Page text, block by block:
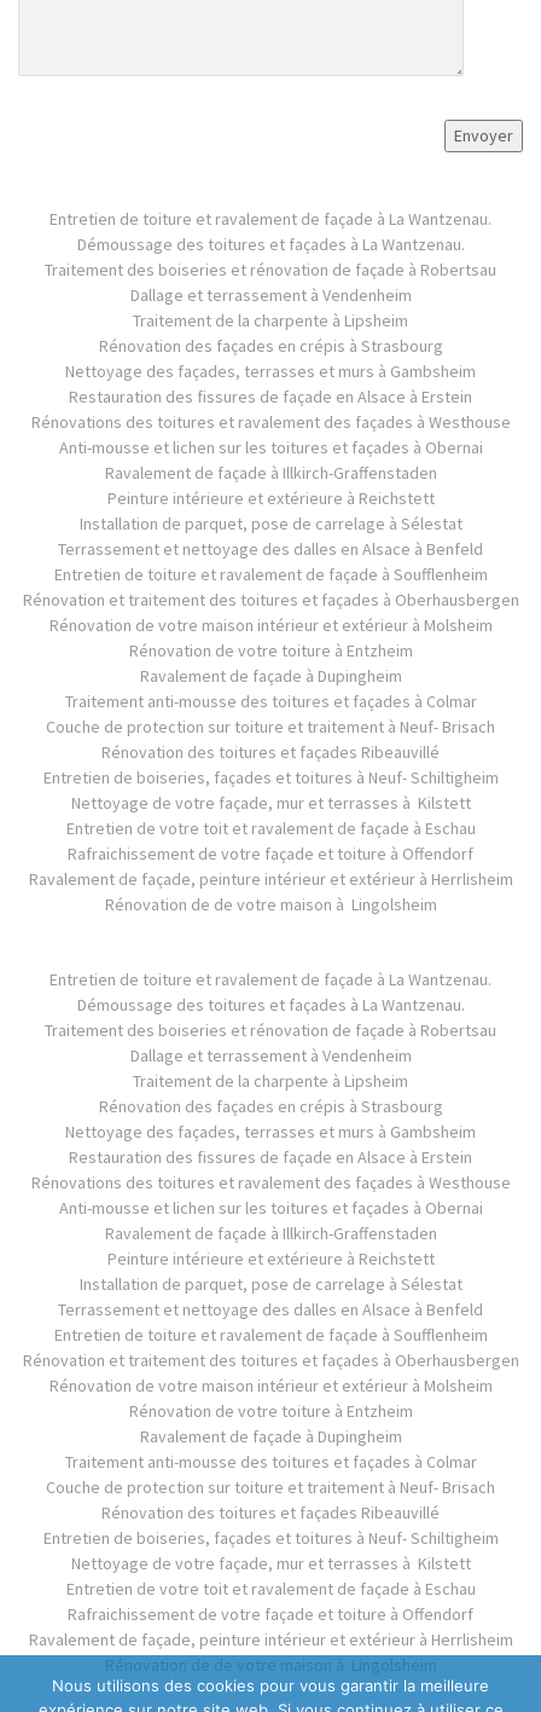
Entretien de toiture et ravalement de façade à La Wantzenau.
Démoussage des toitures et façades à La Wantzenau.
Traitement des boiseries et rénovation de façade à Robertsau
Dallage et terrassement à Vendenheim
Traitement de la charpente à Lipsheim
Rénovation des façades en crépis à Strasbourg
Nettoyage des façades, terrasses et murs à Gambsheim
Restauration des fissures de façade en Alsace à Erstein
Rénovations des toitures et ravalement des façades à Westhouse
Anti-mousse et lichen sur les toitures et façades à Obernai
Ravalement de façade à Illkirch-Graffenstaden
Peinture intérieure et extérieure à Reichstett
Installation de parquet, pose de carrelage à Sélestat
Terrassement et nettoyage des dalles en Alsace à Benfeld
Entretien de toiture et ravalement de façade à Soufflenheim
Rénovation et traitement des toitures et façades à Oberhausbergen
Rénovation de votre maison intérieur et extérieur à Molsheim
Rénovation de votre toiture à Entzheim
Ravalement de façade à Dupingheim
Traitement anti-mousse des toitures et façades à Colmar
Couche de protection sur toiture et traitement à Neuf- Brisach
Rénovation des toitures et façades Ribeauvillé
Entretien de boiseries, façades et toitures à Neuf- Schiltigheim
Nettoyage de votre façade, mur et terrasses à Kilstett
Entretien de votre toit et ravalement de façade à Eschau
Rafraichissement de votre façade et toiture à Offendorf
Ravalement de façade, peinture intérieur et extérieur à Herrlisheim
Rénovation de de votre maison à Lingolsheim
Entretien de toiture et ravalement de façade à La Wantzenau.
Démoussage des toitures et façades à La Wantzenau.
Traitement des boiseries et rénovation de façade à Robertsau
Dallage et terrassement à Vendenheim
Traitement de la charpente à Lipsheim
Rénovation des façades en crépis à Strasbourg
Nettoyage des façades, terrasses et murs à Gambsheim
Restauration des fissures de façade en Alsace à Erstein
Rénovations des toitures et ravalement des façades à Westhouse
Anti-mousse et lichen sur les toitures et façades à Obernai
Ravalement de façade à Illkirch-Graffenstaden
Peinture intérieure et extérieure à Reichstett
Installation de parquet, pose de carrelage à Sélestat
Terrassement et nettoyage des dalles en Alsace à Benfeld
Entretien de toiture et ravalement de façade à Soufflenheim
Rénovation et traitement des toitures et façades à Oberhausbergen
Rénovation de votre maison intérieur et extérieur à Molsheim
Rénovation de votre toiture à Entzheim
Ravalement de façade à Dupingheim
Traitement anti-mousse des toitures et façades à Colmar
Couche de protection sur toiture et traitement à Neuf- Brisach
Rénovation des toitures et façades Ribeauvillé
Entretien de boiseries, façades et toitures à Neuf- Schiltigheim
Nettoyage de votre façade, mur et terrasses à Kilstett
Entretien de votre toit et ravalement de façade à Eschau
Rafraichissement de votre façade et toiture à Offendorf
Ravalement de façade, peinture intérieur et extérieur à Herrlisheim
Nous utilisons des cookies pour vous garantir la meilleure